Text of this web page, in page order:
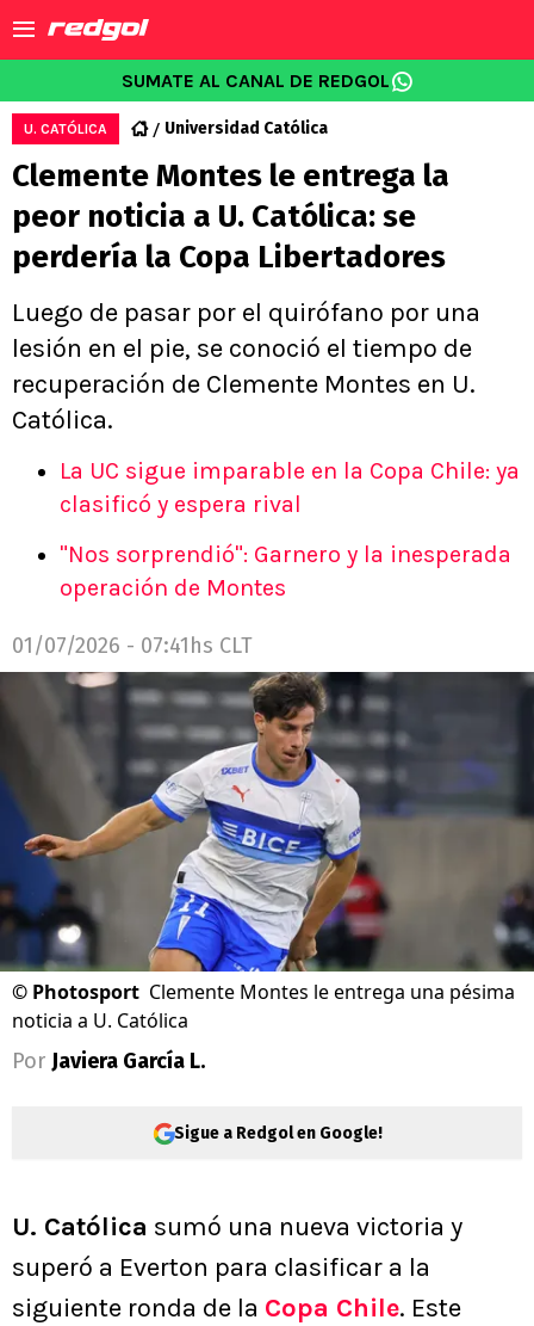
SUMATE AL CANAL DE REDGOL
U. CATÓLICA Universidad Católica
Clemente Montes le entrega la
peor noticia a U. Católica: se
perdería la Copa Libertadores
Luego de pasar por el quirófano por una
lesión en el pie, se conoció el tiempo de
recuperación de Clemente Montes en U.
Católica.
La UC sigue imparable en la Copa Chile: ya
clasificó y espera rival
"Nos sorprendió": Garnero y la inesperada
operación de Montes
01/07/2026 - 07:41hs CLT
© Photosport Clemente Montes le entrega una pésima
noticia a U. Católica
Por Javiera García L.
Sigue a Redgol en Google!
U. Católica sumó una nueva victoria y
superó a Everton para clasificar a la
siguiente ronda de la Copa Chile. Este